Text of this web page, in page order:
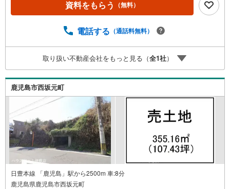
m）・鹿児島相互信用金庫原良支店まで徒歩4分（約250
m）・薬師公園まで徒歩4分（約310m）・山形屋ストア城
（約330m）・城西公園まで徒歩6分（約450m）・鶴丸高校
m） 住宅ローンのご相談も承ります！お気軽にご相談くだ
さい
資料をもらう （無料）
電話する （通話料無料）
取り扱い不動産会社をもっと見る（全1社）
鹿児島市西坂元町
日豊本線 「鹿児島」駅から2500m 車:8分
鹿児島県鹿児島市西坂元町